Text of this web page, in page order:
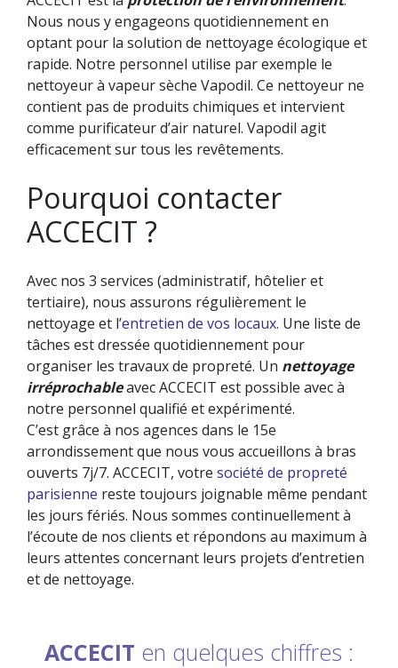
Nous nous y engageons quotidiennement en
optant pour la solution de nettoyage écologique et
rapide. Notre personnel utilise par exemple le
nettoyeur à vapeur sèche Vapodil. Ce nettoyeur ne
contient pas de produits chimiques et intervient
comme purificateur d’air naturel. Vapodil agit
efficacement sur tous les revêtements.
Pourquoi contacter
ACCECIT ?
Avec nos 3 services (administratif, hôtelier et
tertiaire), nous assurons régulièrement le
nettoyage et l’entretien de vos locaux. Une liste de
tâches est dressée quotidiennement pour
organiser les travaux de propreté. Un nettoyage
irréprochableavec ACCECIT est possible avec à
notre personnel qualifié et expérimenté.
C’est grâce à nos agences dans le 15e
arrondissement que nous vous accueillons à bras
ouverts 7j/7. ACCECIT, votre société de propreté
parisienne reste toujours joignable même pendant
les jours fériés. Nous sommes continuellement à
l’écoute de nos clients et répondons au maximum à
leurs attentes concernant leurs projets d’entretien
et de nettoyage.
ACCECIT en quelques chiffres :